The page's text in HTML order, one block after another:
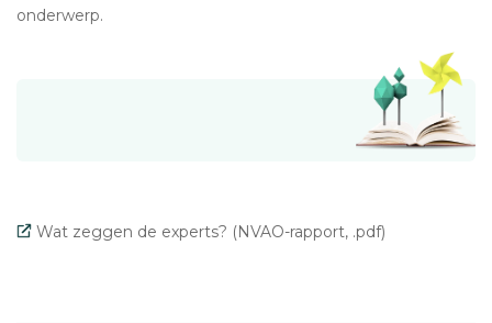
onderwerp.
Wat zeggen de experts? (NVAO-rapport, .pdf)